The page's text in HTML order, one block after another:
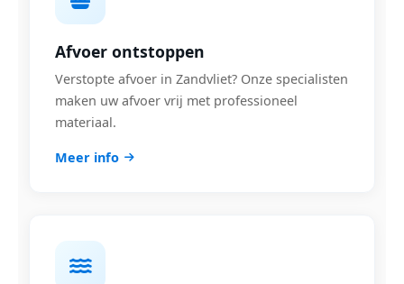
Afvoer ontstoppen
Verstopte afvoer in Zandvliet? Onze specialisten
maken uw afvoer vrij met professioneel
materiaal.
Meer info